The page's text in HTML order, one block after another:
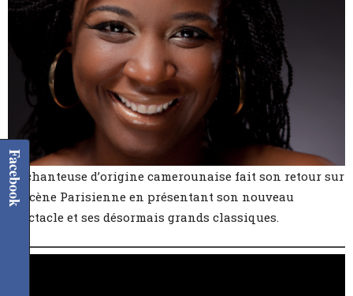
La chanteuse d’origine camerounaise fait son retour sur
la scène Parisienne en présentant son nouveau
spectacle et ses désormais grands classiques.
Facebook